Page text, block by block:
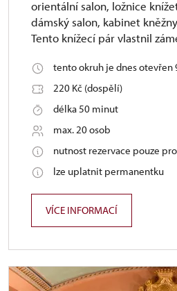
orientální salon, ložnice
dámský salon, kabinet
Tento knížecí pár vlastnil
tento okruh je dnes otevřen
220 Kč (dospělí)
délka 50 minut
max. 20 osob
nutnost rezervace pouze
lze uplatnit permanentku
VÍCE INFORMACÍ